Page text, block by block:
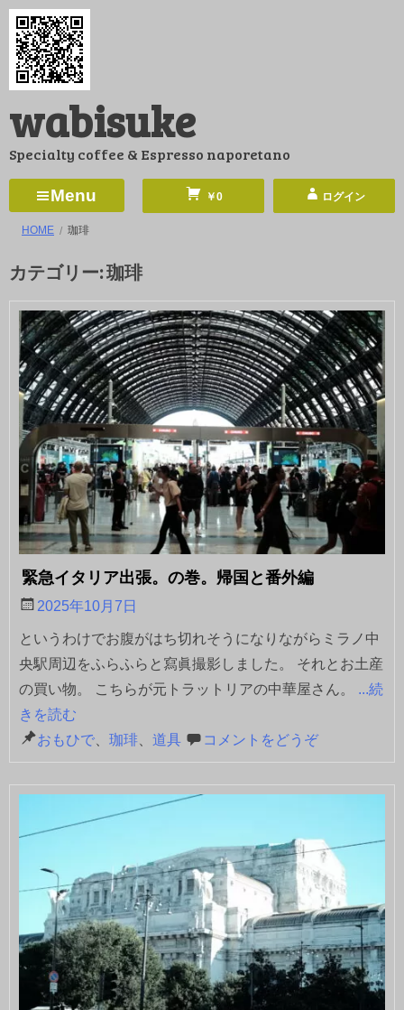
コ
ン
ツ
ス
ッ
wabisuke
Specialty coffee & Espresso naporetano
Menu ￥0 ログイン
HOME 珈琲
カテゴリー:珈琲
緊急イタリア出張。の巻。帰国と番外編
2025年10月7日
というわけでお腹がはち切れそうになりながらミラノ中
央駅周辺をふらふらと寫眞撮影しました。 それとお土産
の買い物。 こちらが元トラットリアの中華屋さん。 ...続
きを読む
おもひで
珈琲 道具 コメントをどうぞ